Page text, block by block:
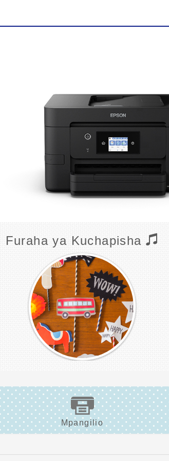
Furaha ya Kuchapisha
Mpangilio